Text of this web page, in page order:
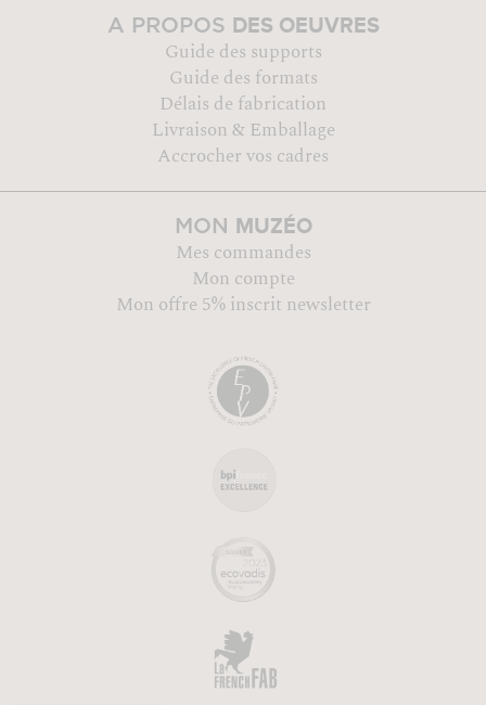
A PROPOS DES OEUVRES
Guide des supports
Guide des formats
Délais de fabrication
Livraison & Emballage
Accrocher vos cadres
MON MUZÉO
Mes commandes
Mon compte
Mon offre 5% inscrit newsletter